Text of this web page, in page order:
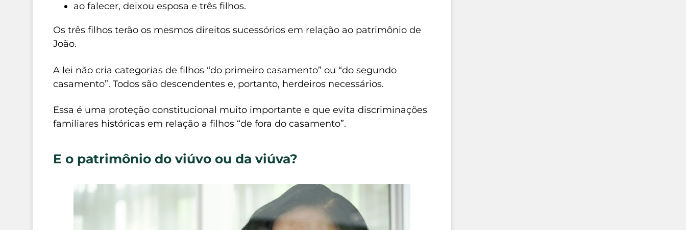
ao falecer, deixou esposa e três filhos.
Os três filhos terão os mesmos direitos sucessórios em relação ao patrimônio de
João.
A lei não cria categorias de filhos “do primeiro casamento” ou “do segundo
casamento”. Todos são descendentes e, portanto, herdeiros necessários.
Essa é uma proteção constitucional muito importante e que evita discriminações
familiares históricas em relação a filhos “de fora do casamento”.
E o patrimônio do viúvo ou da viúva?